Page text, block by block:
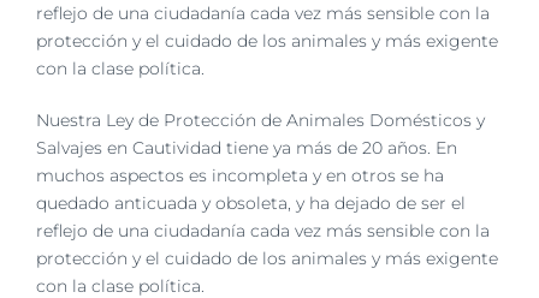
reflejo de una ciudadanía cada vez más sensible con la
protección y el cuidado de los animales y más exigente
con la clase política.
Nuestra Ley de Protección de Animales Domésticos y
Salvajes en Cautividad tiene ya más de 20 años. En
muchos aspectos es incompleta y en otros se ha
quedado anticuada y obsoleta, y ha dejado de ser el
reflejo de una ciudadanía cada vez más sensible con la
protección y el cuidado de los animales y más exigente
con la clase política.